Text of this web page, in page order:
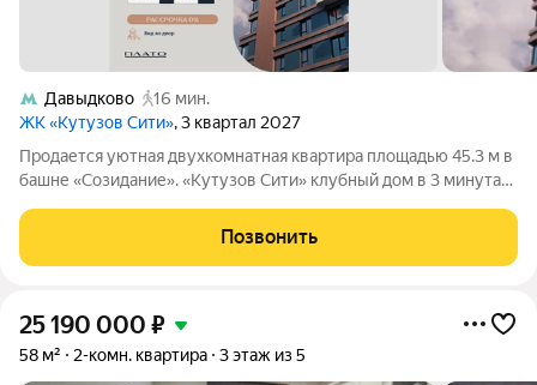
Давыдково
16 мин.
ЖК «Кутузов Сити», 3 квартал 2027
Продается уютная двухкомнатная квартира площадью 45.3 м в
башне «Созидание». «Кутузов Сити» клубный дом в 3 минутах
премиальный комфорт, качество и размеренный ритм жизни в
самом экологичном районе
Позвонить
25 190 000 ₽
58 м² 2-комн. квартира 3 этаж из 5